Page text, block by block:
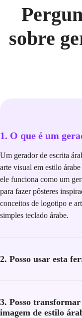
sobre
1. O que é um
Um gerador de escrita
arte visual em estilo
ele funciona como um
para fazer pôsteres
conceitos de logotipo e
simples teclado árabe.
2. Posso usar esta
3. Posso
imagem de estilo